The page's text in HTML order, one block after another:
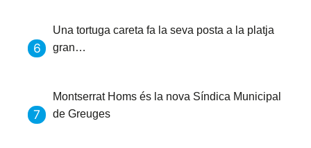
Una tortuga careta fa la seva posta a la platja
gran…
Montserrat Homs és la nova Síndica Municipal
de Greuges